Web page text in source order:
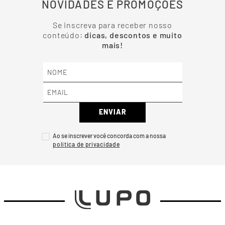
NOVIDADES E PROMOÇÕES
Se inscreva para receber nosso
conteúdo: dicas, descontos e muito
mais!
ENVIAR
Ao se inscrever você concorda com a nossa